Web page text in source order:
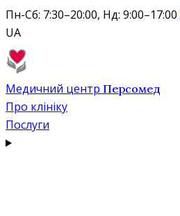
Пн-Сб: 7:30–20:00, Нд: 9:00–17:00
UA
Медичний центр Персомед
Про клініку
Послуги